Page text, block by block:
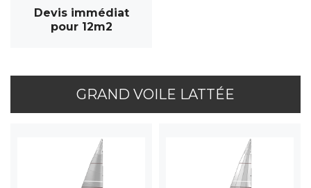
Devis immédiat
pour 12m2
GRAND VOILE LATTÉE